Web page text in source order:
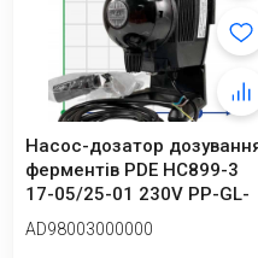
Насос-дозатор
ферментів PDE HC899-3
17-05/25-01 230V PP-GL-
VT
AD98003000000